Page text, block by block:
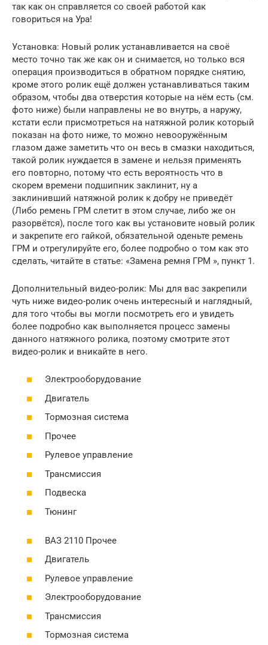
так как он справляется со своей работой как
говориться на Ура!
Установка: Новый ролик устанавливается на своё
место точно так же как он и снимается, но только вся
операция производиться в обратном порядке снятию,
кроме этого ролик ещё должен устанавливаться таким
образом, чтобы два отверстия которые на нём есть (см.
фото ниже) были направлены не во внутрь, а наружу,
кстати если присмотреться на натяжной ролик который
показан на фото ниже, то можно невооружённым
глазом даже заметить что он весь в смазки находиться,
такой ролик нуждается в замене и нельзя применять
его повторно, потому что есть вероятность что в
скорем времени подшипник заклинит, ну а
заклинивший натяжной ролик к добру не приведёт
(Либо ремень ГРМ слетит в этом случае, либо же он
разорвётся), после того как вы установите новый ролик
и закрепите его гайкой, обязательной оденьте ремень
ГРМ и отрегулируйте его, более подробно о том как это
сделать, читайте в статье: «Замена ремня ГРМ », пункт 1.
Дополнительный видео-ролик: Мы для вас закрепили
чуть ниже видео-ролик очень интересный и наглядный,
для того чтобы вы могли посмотреть его и увидеть
более подробно как выполняется процесс замены
данного натяжного ролика, поэтому смотрите этот
видео-ролик и вникайте в него.
Электрооборудование
Двигатель
Тормозная система
Прочее
Рулевое управление
Трансмиссия
Подвеска
Тюнинг
ВАЗ 2110 Прочее
Двигатель
Рулевое управление
Электрооборудование
Трансмиссия
Тормозная система